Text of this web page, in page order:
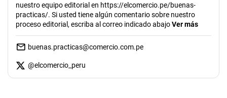
nuestro equipo editorial en https://elcomercio.pe/buenas-
practicas/. Si usted tiene algún comentario sobre nuestro
proceso editorial, escriba al correo indicado abajoVer más
buenas.practicas@comercio.com.pe
@elcomercio_peru